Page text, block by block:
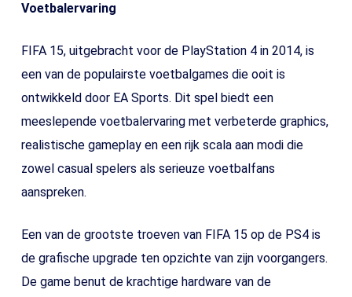
Voetbalervaring
FIFA 15, uitgebracht voor de PlayStation 4 in 2014, is
een van de populairste voetbalgames die ooit is
ontwikkeld door EA Sports. Dit spel biedt een
meeslepende voetbalervaring met verbeterde graphics,
realistische gameplay en een rijk scala aan modi die
zowel casual spelers als serieuze voetbalfans
aanspreken.
Een van de grootste troeven van FIFA 15 op de PS4 is
de grafische upgrade ten opzichte van zijn voorgangers.
De game benut de krachtige hardware van de